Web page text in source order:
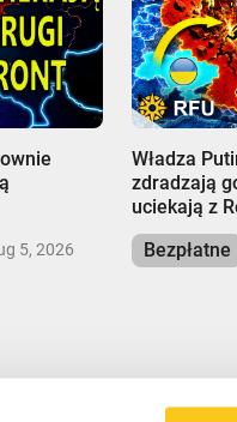
5, 2026
Władza
zdradzają
uciekają z
Bezpłatne